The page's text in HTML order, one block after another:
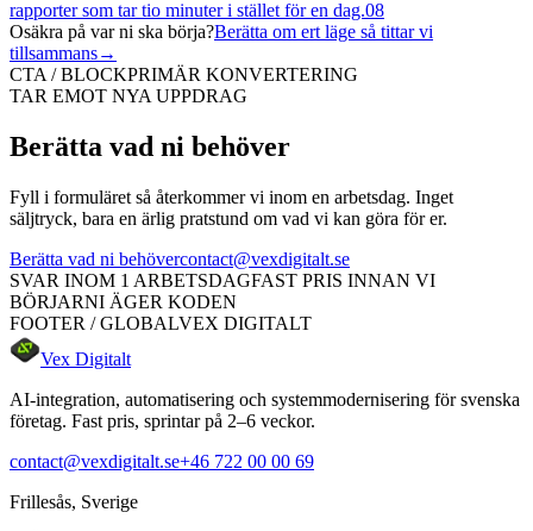
rapporter som tar tio minuter i stället för en dag.08
Osäkra på var ni ska börja?Berätta om ert läge så tittar vi
tillsammans→
CTA / BLOCKPRIMÄR KONVERTERING
TAR EMOT NYA UPPDRAG
Berätta vad ni behöver
Fyll i formuläret så återkommer vi inom en arbetsdag. Inget
säljtryck, bara en ärlig pratstund om vad vi kan göra för er.
Berätta vad ni behövercontact@vexdigitalt.se
SVAR INOM 1 ARBETSDAGFAST PRIS INNAN VI
BÖRJARNI ÄGER KODEN
FOOTER / GLOBALVEX DIGITALT
Vex Digitalt
AI-integration, automatisering och systemmodernisering för svenska
företag. Fast pris, sprintar på 2–6 veckor.
contact@vexdigitalt.se+46 722 00 00 69
Frillesås, Sverige